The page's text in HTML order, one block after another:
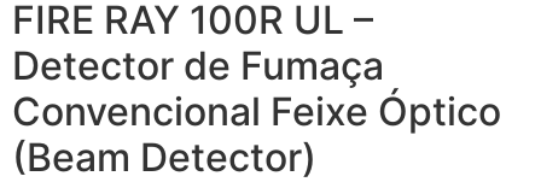
FIRE RAY 100R UL –
Detector de Fumaça
Convencional Feixe Óptico
(Beam Detector)